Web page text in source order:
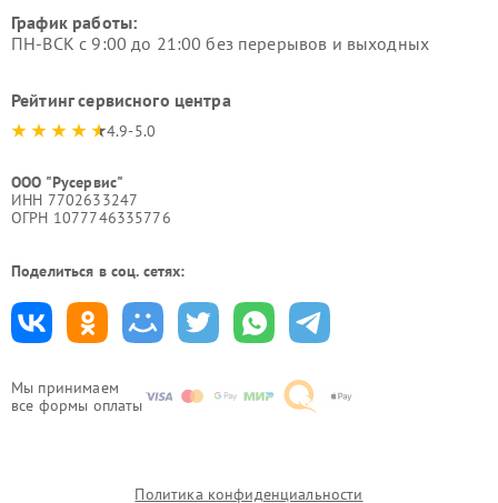
Мы принимаем
все формы оплаты
График работы:
ПН-ВСК с 9:00 до 21:00 без перерывов и выходных
Рейтинг сервисного центра
4.9-5.0
ООО "Русервис"
ИНН 7702633247
ОГРН 1077746335776
Поделиться в соц. сетях:
Политика конфиденциальности